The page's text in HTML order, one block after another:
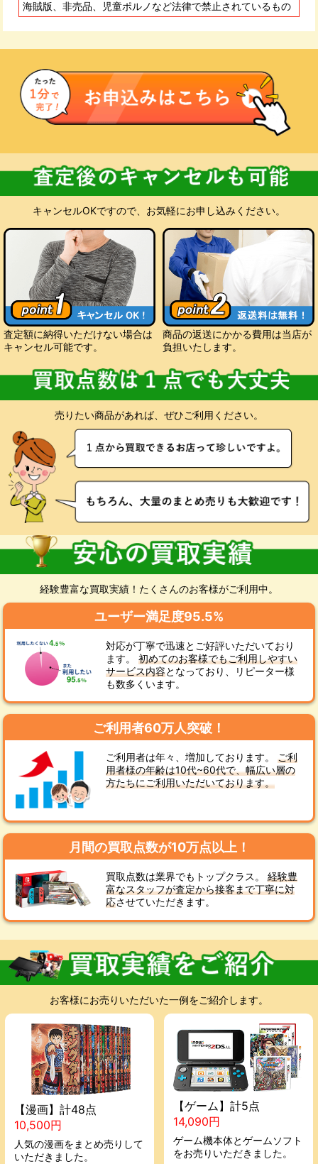
査定にご納得いただけない場合
お預かりした商品をお客様にご返却いたします。キャンセル料
も返送料も無料です。処分をご希望の場合も当店が無料でお受
海賊版、非売品、児童ポルノなど法律で禁止されているもの
キャンセルOKですので、お気軽にお申し込みください。
査定額に納得いただけない場合は
キャンセル可能です。
商品の返送にかかる費用は当店が
負担いたします。
売りたい商品があれば、ぜひご利用ください。
経験豊富な買取実績！たくさんのお客様がご利用中。
ユーザー満足度95.5%
対応が丁寧で迅速とご好評いただいており
ます。初めてのお客様でもご利用しやすい
サービス内容となっており、リピーター様
も数多くいます。
ご利用者60万人突破！
ご利用者は年々、増加しております。ご利
用者様の年齢は10代~60代で、幅広い層の
方たちにご利用いただいております。
月間の買取点数が10万点以上！
買取点数は業界でもトップクラス。経験豊
富なスタッフが査定から接客まで丁寧に対
応させていただきます。
お客様にお売りいただいた一例をご紹介します。
【漫画】計48点
10,500円
人気の漫画をまとめ売りして
いただきました。
【ゲーム】計5点
14,090円
ゲーム機本体とゲームソフト
をお売りいただきました。